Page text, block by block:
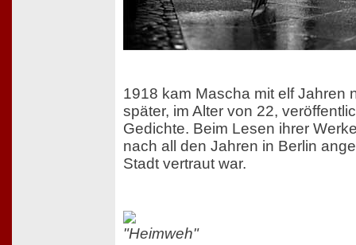
1918 kam Mascha mit elf Jahren
später, im Alter von 22,
Gedichte. Beim Lesen ihrer
nach all den Jahren in Berlin
Stadt vertraut war.
"Heimweh"